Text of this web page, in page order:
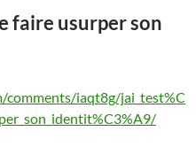
faire usurper son
iaqt8g/jai_test%C